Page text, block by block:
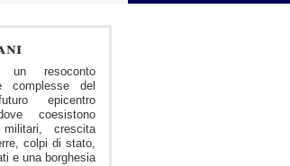
un resoconto
complesse del
epicentro
coesistono
crescita
colpi di stato,
e una borghesia